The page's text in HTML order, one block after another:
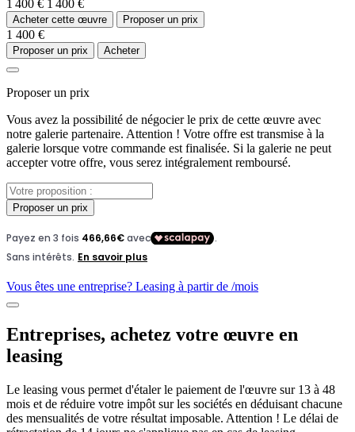
1 400 € 1 400 €
Acheter cette œuvre Proposer un prix
1 400 €
Proposer un prix Acheter
Proposer un prix
Vous avez la possibilité de négocier le prix de cette œuvre avec
notre galerie partenaire. Attention ! Votre offre est transmise à la
galerie lorsque votre commande est finalisée. Si la galerie ne peut
accepter votre offre, vous serez intégralement remboursé.
Proposer un prix
Vous êtes une entreprise? Leasing à partir de /mois
Entreprises, achetez votre œuvre en
leasing
Le leasing vous permet d'étaler le paiement de l'œuvre sur 13 à 48
mois et de réduire votre impôt sur les sociétés en déduisant chacune
des mensualités de votre résultat imposable. Attention ! Le délai de